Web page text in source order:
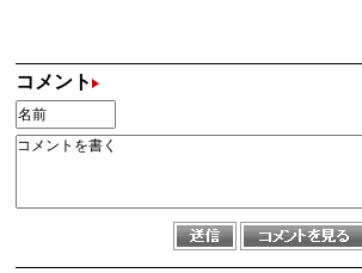
コメント